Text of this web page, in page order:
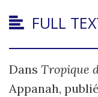
FULL
Dans Tropique
Appanah,